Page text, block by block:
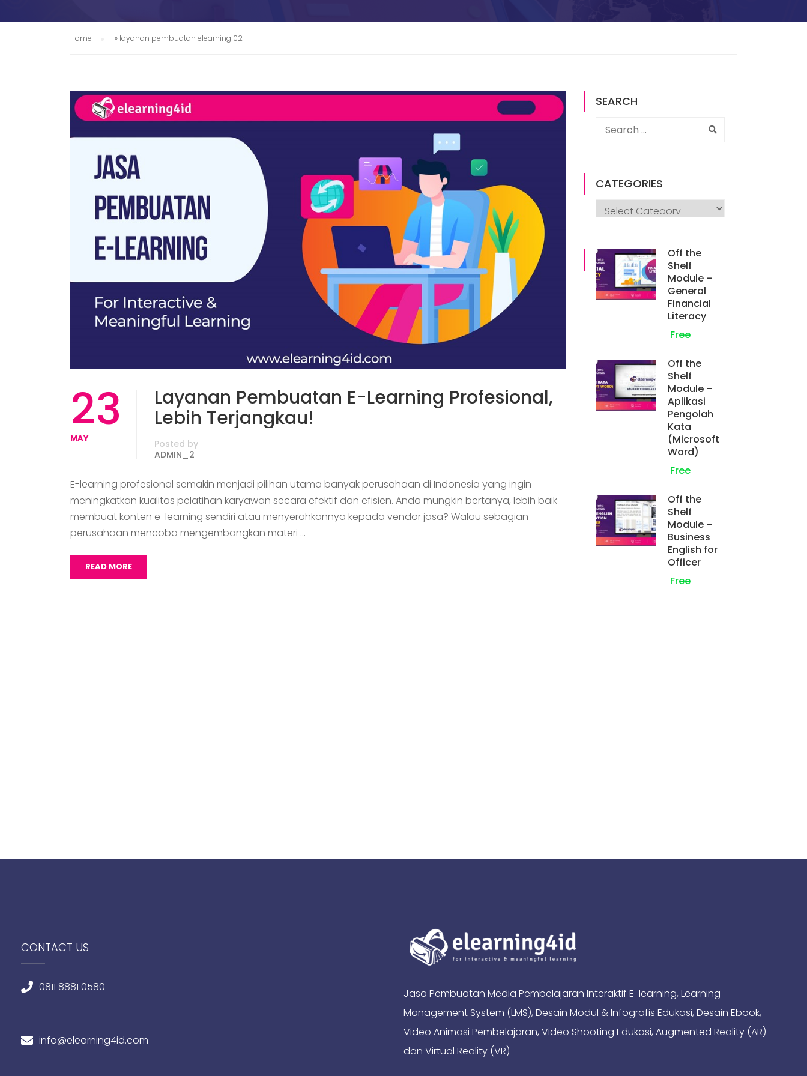
Home » layanan pembuatan elearning 02
23
MAY
Layanan Pembuatan E-Learning Profesional,
Lebih Terjangkau!
Posted by
ADMIN_2
E-learning profesional semakin menjadi pilihan utama banyak perusahaan di Indonesia yang ingin
meningkatkan kualitas pelatihan karyawan secara efektif dan efisien. Anda mungkin bertanya, lebih baik
membuat konten e-learning sendiri atau menyerahkannya kepada vendor jasa? Walau sebagian
perusahaan mencoba mengembangkan materi …
READ MORE
SEARCH
CATEGORIES
Off the
Shelf
Module –
General
Financial
Literacy
Free
Off the
Shelf
Module –
Aplikasi
Pengolah
Kata
(Microsoft
Word)
Free
Off the
Shelf
Module –
Business
English for
Officer
Free
CONTACT US
0811 8881 0580
info@elearning4id.com
Jasa Pembuatan Media Pembelajaran Interaktif E-learning, Learning
Management System (LMS), Desain Modul & Infografis Edukasi, Desain Ebook,
Video Animasi Pembelajaran, Video Shooting Edukasi, Augmented Reality (AR)
dan Virtual Reality (VR)